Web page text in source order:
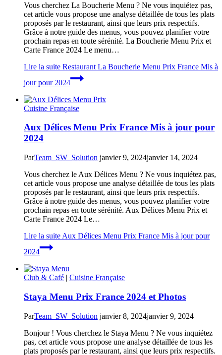
Vous cherchez La Boucherie Menu ? Ne vous inquiétez pas,
cet article vous propose une analyse détaillée de tous les plats
proposés par le restaurant, ainsi que leurs prix respectifs.
Grâce à notre guide des menus, vous pouvez planifier votre
prochain repas en toute sérénité. La Boucherie Menu Prix et
Carte France 2024 Le menu…
Lire la suite Restaurant La Boucherie Menu Prix France Mis à
jour pour 2024
Cuisine Française
Aux Délices Menu Prix France Mis à jour pour
2024
ParTeam_SW_Solution janvier 9, 2024janvier 14, 2024
Vous cherchez le Aux Délices Menu ? Ne vous inquiétez pas,
cet article vous propose une analyse détaillée de tous les plats
proposés par le restaurant, ainsi que leurs prix respectifs.
Grâce à notre guide des menus, vous pouvez planifier votre
prochain repas en toute sérénité. Aux Délices Menu Prix et
Carte France 2024 Le…
Lire la suite Aux Délices Menu Prix France Mis à jour pour
2024
Club & Café | Cuisine Française
Staya Menu Prix France 2024 et Photos
ParTeam_SW_Solution janvier 8, 2024janvier 9, 2024
Bonjour ! Vous cherchez le Staya Menu ? Ne vous inquiétez
pas, cet article vous propose une analyse détaillée de tous les
plats proposés par le restaurant, ainsi que leurs prix respectifs.